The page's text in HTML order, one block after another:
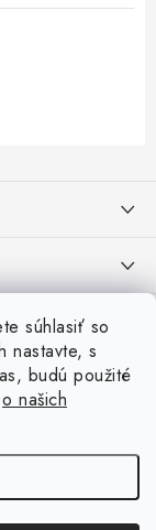
súhlasiť so
nastavte, s
budú použité
o našich